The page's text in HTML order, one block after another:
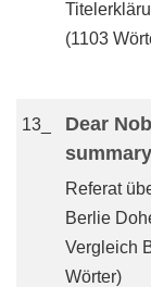
(1103
13_
Dear
summary
Referat
Berlie
Vergleich
Wörter)